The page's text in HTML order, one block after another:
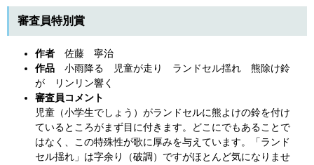
審査員特別賞
作者 佐藤 寧治
作品 小雨降る 児童が走り ランドセル揺れ 熊除け鈴
が リンリン響く
審査員コメント
児童（小学生でしょう）がランドセルに熊よけの鈴を付け
ているところがまず目に付きます。どこにでもあることで
はなく、この特殊性が歌に厚みを与えています。「ランド
セル揺れ」は字余り（破調）ですがほとんど気になりませ